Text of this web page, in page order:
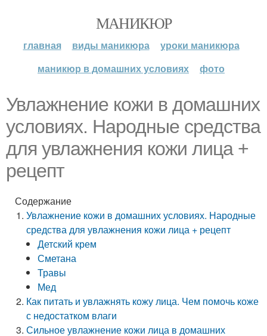
МАНИКЮР
главная виды маникюра
уроки маникюра
маникюр в домашних условиях
фото
Увлажнение кожи в домашних
условиях. Народные средства
для увлажнения кожи лица +
рецепт
Содержание
Увлажнение кожи в домашних условиях. Народные
средства для увлажнения кожи лица + рецепт
Детский крем
Сметана
Травы
Мед
Как питать и увлажнять кожу лица. Чем помочь коже
с недостатком влаги
Сильное увлажнение кожи лица в домашних